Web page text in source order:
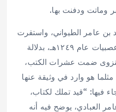
بن عامر الطيواني، واستقرت
بنزوى ولم تتركها معه إثر عصبيات عام ١٢٤٩هـ، بدلالة
بنزوى ضمت عشرات الكتب،
هو وارد في وثيقة عنها
فيها: “قيد تملك لكتاب،
العبادي، يوضح فيه أنه